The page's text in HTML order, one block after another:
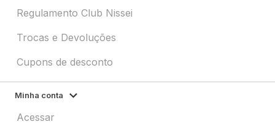
Regulamento Club Nissei
Trocas e Devoluções
Cupons de desconto
Minha conta
Acessar